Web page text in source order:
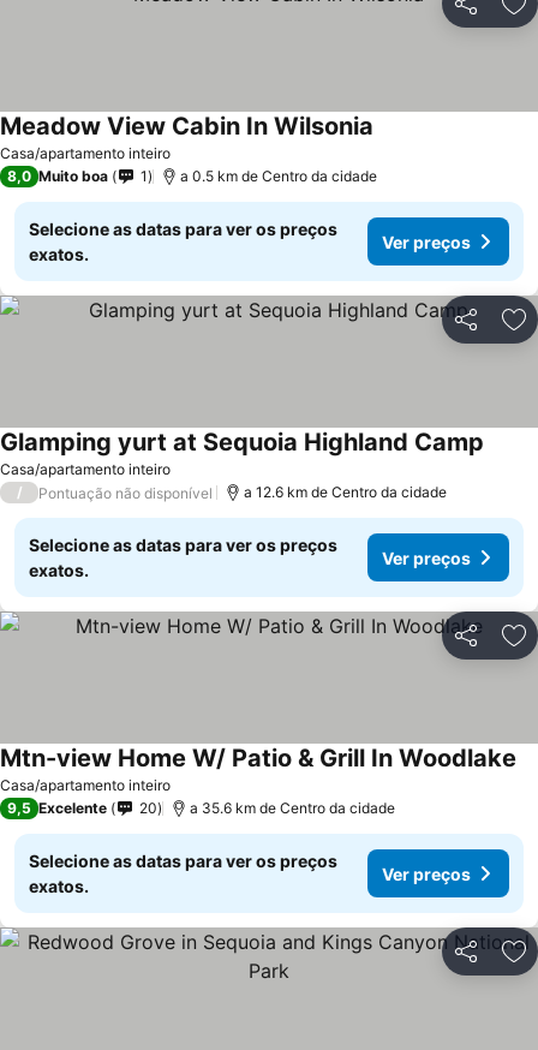
Partilhar
Casa/apartamento inteiro
Meadow View Cabin In Wilsonia
8,0 Muito boa 1 a 0.5 km de Centro da cidade
Selecione as datas para ver os preços
exatos.
Ver preços
Partilhar
Casa/apartamento inteiro
Glamping yurt at Sequoia Highland Camp
/ Pontuação não disponível a 12.6 km de Centro da cidade
Selecione as datas para ver os preços
exatos.
Ver preços
Partilhar
Casa/apartamento inteiro
Mtn-view Home W/ Patio & Grill In Woodlake
9,5 Excelente 20 a 35.6 km de Centro da cidade
Selecione as datas para ver os preços
exatos.
Ver preços
Partilhar